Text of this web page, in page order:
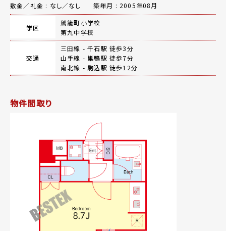
敷金／礼金 : なし／なし
築年月 : 2005年08月
学区
駕籠町小学校
第九中学校
交通
三田線 -千石駅 徒歩3分
山手線 - 巣鴨駅 徒歩7分
南北線 -駒込駅 徒歩12分
物件間取り